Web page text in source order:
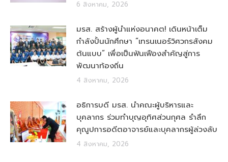
6 สิงหาคม, 2026
มรส. สร้างผู้นำแห่งอนาคต! เดินหน้าเต็ม
กำลังปั้นนักศึกษา “เทรนเนอร์วิศวกรสังคม
ต้นแบบ” เพื่อเป็นฟันเฟืองสำคัญสู่การ
พัฒนาท้องถิ่น
4 สิงหาคม, 2026
อธิการบดี มรส. นำคณะผู้บริหารและ
บุคลากร ร่วมทำบุญอุทิศส่วนกุศล รำลึก
คุณูปการอดีตอาจารย์และบุคลากรผู้ล่วงลับ
4 สิงหาคม, 2026